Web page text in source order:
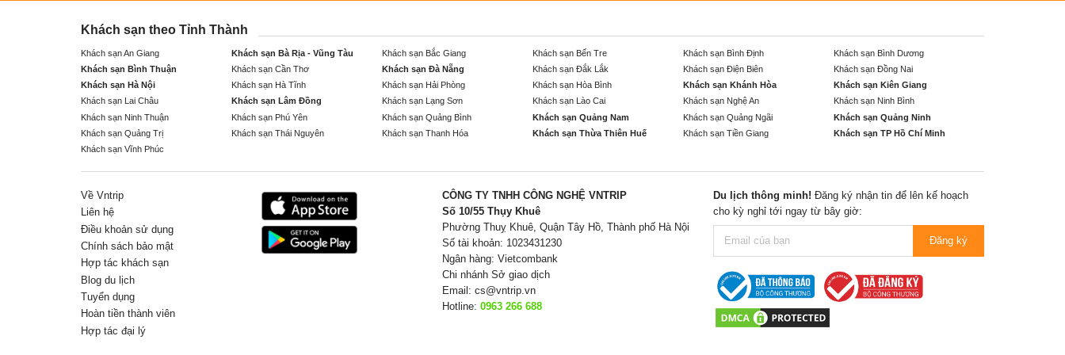
Khách sạn theo Tỉnh Thành
Khách sạn An Giang Khách sạn Bà Rịa - Vũng Tàu Khách sạn Bắc Giang Khách sạn Bến Tre Khách sạn Bình Định
Khách sạn Bình Dương
Khách sạn Bình Thuận
Khách sạn Cần Thơ Khách sạn Đà Nẵng Khách sạn Đắk Lắk Khách sạn Điện Biên
Khách sạn Đồng Nai
Khách sạn Hà Nội
Khách sạn Hà Tĩnh Khách sạn Hải Phòng Khách sạn Hòa Bình Khách sạn Khánh Hòa
Khách sạn Kiên Giang
Khách sạn Lai Châu
Khách sạn Lâm Đồng Khách sạn Lạng Sơn Khách sạn Lào Cai Khách sạn Nghệ An
Khách sạn Ninh Bình
Khách sạn Ninh Thuận
Khách sạn Phú Yên Khách sạn Quảng Bình Khách sạn Quảng Nam Khách sạn Quảng Ngãi
Khách sạn Quảng Ninh
Khách sạn Quảng Trị
Khách sạn Thái Nguyên Khách sạn Thanh Hóa Khách sạn Thừa Thiên Huế Khách sạn Tiền Giang
Khách sạn TP Hồ Chí Minh
Khách sạn Vĩnh Phúc
Về Vntrip
Liên hệ
Điều khoản sử dụng
Chính sách bảo mật
Hợp tác khách sạn
Blog du lịch
Tuyển dụng
Hoàn tiền thành viên
Hợp tác đại lý
CÔNG TY TNHH CÔNG NGHỆ VNTRIP
Số 10/55 Thụy Khuê
Phường Thuỵ Khuê, Quận Tây Hồ, Thành phố Hà Nội
Số tài khoản: 1023431230
Ngân hàng: Vietcombank
Chi nhánh Sở giao dịch
Email: cs@vntrip.vn
Hotline: 0963 266 688
Du lịch thông minh! Đăng ký nhận tin để lên kế hoạch
cho kỳ nghỉ tới ngay từ bây giờ:
Đăng ký